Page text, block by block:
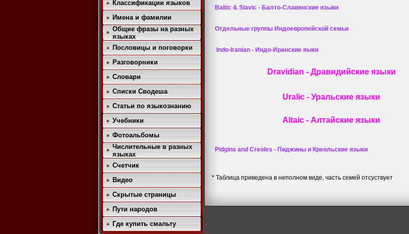
Классификации языков
Имена и фамилии
Общие фразы на разных
языках
Пословицы и поговорки
Разговорники
Словари
Списки Сводеша
Статьи по языкознанию
Учебники
Фотоальбомы
Числительные в разных
языках
Счетчик
Видео
Скрытые страницы
Пути народов
Где купить смальту
Baltic & Slavic - Балто-Славянские языки
Отдельные группы Индоевропейской семьи
Indo-Iranian - Индо-Иранские яыки
Dravidian - Дравидийские языки
Uralic - Уральские языки
Altaic - Алтайские языки
Pidgins and Creoles - Пиджины и Креольские языки
* Таблица приведена в неполном виде, часть семей отсуствует